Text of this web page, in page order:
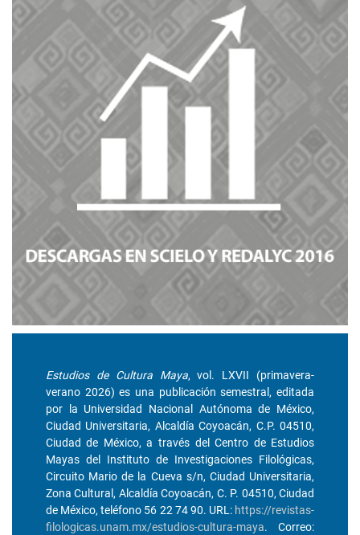
Estudios de Cultura Maya, vol. LXVII (primavera-
verano 2026) es una publicación semestral, editada
por la Universidad Nacional Autónoma de México,
Ciudad Universitaria, Alcaldía Coyoacán, C.P. 04510,
Ciudad de México, a través del Centro de Estudios
Mayas del Instituto de Investigaciones Filológicas,
Circuito Mario de la Cueva s/n, Ciudad Universitaria,
Zona Cultural, Alcaldía Coyoacán, C. P. 04510, Ciudad
de México, teléfono 56 22 74 90. URL: https://revistas-
filologicas.unam.mx/estudios-cultura-maya. Correo: